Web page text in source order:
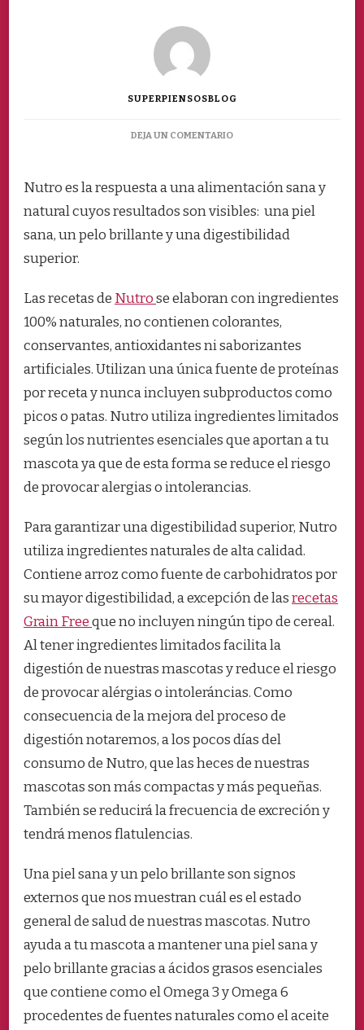
SUPERPIENSOSBLOG
DEJA UN COMENTARIOEN
ALIMENTACIÓN
Nutro es la respuesta a unaalimentación sana y
natural cuyosresultados son visibles: una piel
sana, un pelo brillante y una digestibilidad
superior.
Las recetas de Nutrose elaboran con ingredientes
100% naturales, no contienen colorantes,
conservantes, antioxidantes ni saborizantes
artificiales. Utilizan una única fuente de proteínas
por receta y nunca incluyen subproductos como
picos o patas. Nutro utiliza ingredientes limitados
según los nutrientes esenciales que aportan a tu
mascota ya que de esta forma se reduce el riesgo
de provocar alergias o intolerancias.
Para garantizar una digestibilidad superior, Nutro
utiliza ingredientes naturales de alta calidad.
Contiene arroz como fuente de carbohidratos por
su mayor digestibilidad, a excepción de lasrecetas
Grain Freeque no incluyen ningún tipo de cereal.
Al tener ingredientes limitados facilita la
digestión de nuestras mascotas y reduce el riesgo
de provocar alérgias o intoleráncias. Como
consecuencia de la mejora del proceso de
digestión notaremos, a los pocos días del
consumo de Nutro, que las heces de nuestras
mascotas son más compactas y más pequeñas.
También se reducirá la frecuencia de excreción y
tendrá menos flatulencias.
Una piel sana y un pelo brillante son signos
externos que nos muestran cuál es el estado
general de salud de nuestras mascotas. Nutro
ayuda a tu mascota a mantener una piel sana y
pelo brillante gracias a ácidos grasos esenciales
que contiene como el Omega 3 y Omega 6
procedentes de fuentes naturales como el aceite